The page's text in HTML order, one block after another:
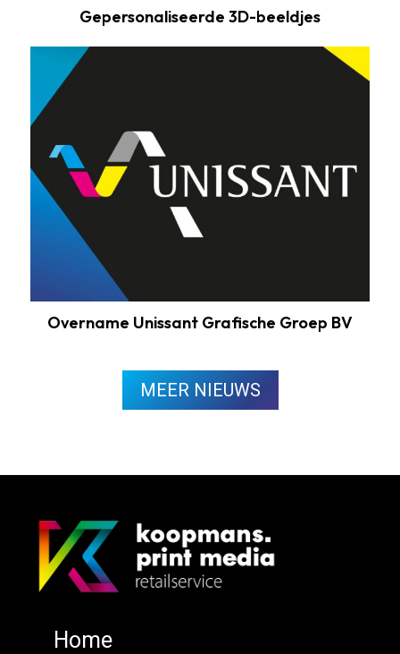
Gepersonaliseerde 3D-beeldjes
Overname Unissant Grafische Groep BV
MEER NIEUWS
Home